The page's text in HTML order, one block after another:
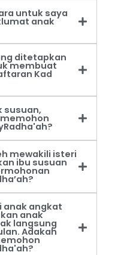
untuk saya
anak
ditetapkan
membuat
Kad
susuan,
mewakili isteri
ibu susuan
anak angkat
anak
langsung
Adakah